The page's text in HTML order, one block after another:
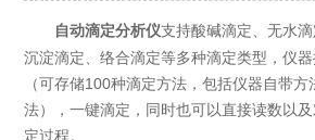
自动滴定分析仪支持酸碱滴定、无水滴
沉淀滴定、络合滴定等多种滴定类型，仪
（可存储100种滴定方法，包括仪器自带
法），一键滴定，同时也可以直接读数以
定过程。